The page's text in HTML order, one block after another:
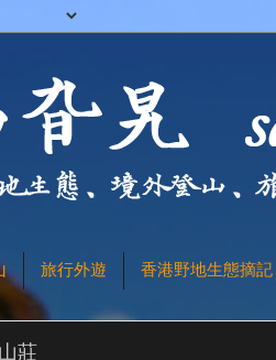
旅行外遊 香港野地生態摘記
莊